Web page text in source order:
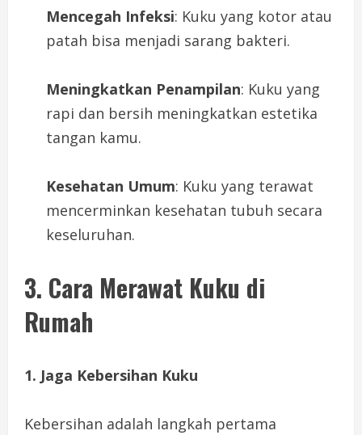
Mencegah Infeksi: Kuku yang kotor atau
patah bisa menjadi sarang bakteri.
Meningkatkan Penampilan: Kuku yang
rapi dan bersih meningkatkan estetika
tangan kamu.
Kesehatan Umum: Kuku yang terawat
mencerminkan kesehatan tubuh secara
keseluruhan.
3. Cara Merawat Kuku di
Rumah
1. Jaga Kebersihan Kuku
Kebersihan adalah langkah pertama